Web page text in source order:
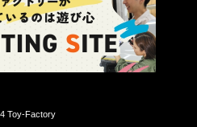
Toy-Factory